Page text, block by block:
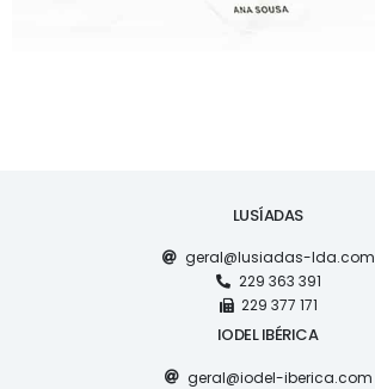
LUSÍADAS
geral@lusiadas-lda.com
229 363 391
229 377 171
IODEL IBÉRICA
geral@iodel-iberica.com